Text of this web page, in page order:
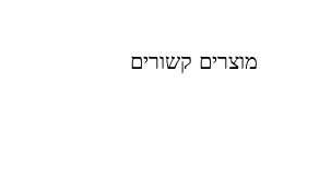
מוצרים קשורים